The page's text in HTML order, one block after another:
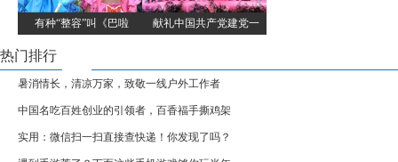
有种“整容”叫《巴啦 献礼中国共产党建党一
热门排行
暑消情长，清凉万家，致敬一线户外工作者
中国名吃百姓创业的引领者，百香福手撕鸡架
实用：微信扫一扫直接查快递！你发现了吗？